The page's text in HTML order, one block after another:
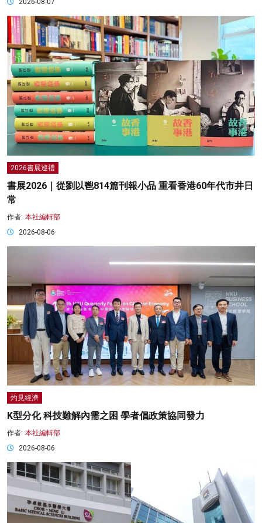
2026-08-07
2026書展巡禮
書展2026｜從劉以鬯814篇刊報小品 重看香港60年代市井日
常
作者: 本社編輯部
2026-08-06
灼見經濟
K型分化 科技難解內需之困 學者倡政策協同發力
作者: 本社編輯部
2026-08-06